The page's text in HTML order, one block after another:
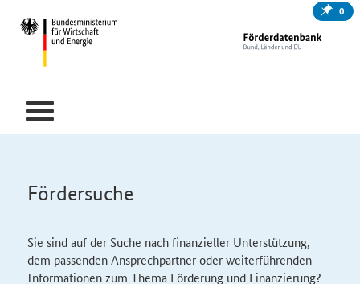
0
Fördersuche
Sie sind auf der Suche nach finanzieller Unterstützung,
dem passenden Ansprechpartner oder weiterführenden
Informationen zum Thema Förderung und Finanzierung?